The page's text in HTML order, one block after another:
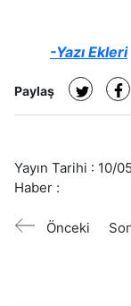
-Yazı Ekleri
Paylaş
Yayın Tarihi : 10/
Haber :
Önceki